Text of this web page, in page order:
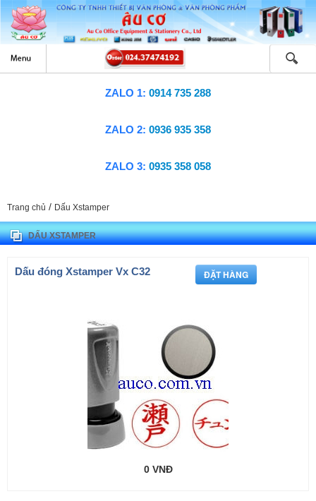
ZALO 1: 0914 735 288
ZALO 2: 0936 935 358
ZALO 3: 0935 358 058
Trang chủ / Dấu Xstamper
DẤU XSTAMPER
Dấu đóng Xstamper Vx C32
0 VNĐ